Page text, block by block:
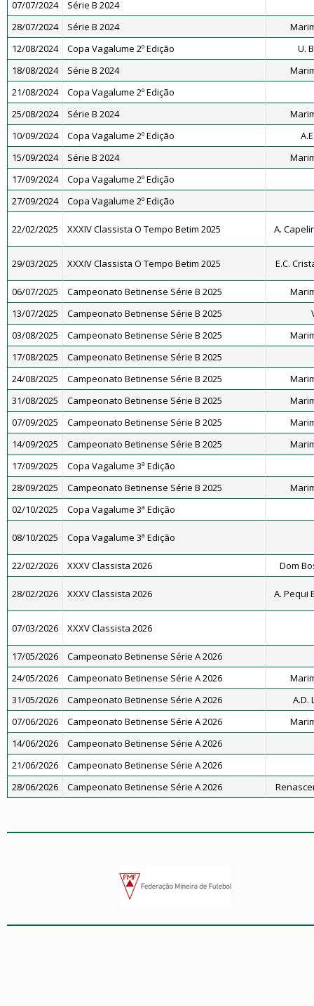
07/07/2024
Série B 2024
28/07/2024
Série B 2024
12/08/2024
Copa Vagalume 2º Edição
U.
18/08/2024
Série B 2024
21/08/2024
Copa Vagalume 2º Edição
25/08/2024
Série B 2024
10/09/2024
Copa Vagalume 2º Edição
15/09/2024
Série B 2024
17/09/2024
Copa Vagalume 2º Edição
27/09/2024
Copa Vagalume 2º Edição
22/02/2025 XXXIV Classista O Tempo Betim 2025 A.
29/03/2025 XXXIV Classista O Tempo Betim 2025 E.C.
06/07/2025 Campeonato Betinense Série B 2025
13/07/2025
Campeonato Betinense Série B 2025
03/08/2025
Campeonato Betinense Série B 2025
17/08/2025
Campeonato Betinense Série B 2025
24/08/2025
Campeonato Betinense Série B 2025
31/08/2025
Campeonato Betinense Série B 2025
07/09/2025
Campeonato Betinense Série B 2025
14/09/2025
Campeonato Betinense Série B 2025
17/09/2025
Copa Vagalume 3ª Edição
28/09/2025
Campeonato Betinense Série B 2025
02/10/2025
Copa Vagalume 3ª Edição
08/10/2025 Copa Vagalume 3ª Edição
22/02/2026 XXXV Classista 2026 Dom
28/02/2026 XXXV Classista 2026 A. Pequi
07/03/2026 XXXV Classista 2026
17/05/2026
Campeonato Betinense Série A 2026
24/05/2026
Campeonato Betinense Série A 2026
31/05/2026
Campeonato Betinense Série A 2026
A.D.
07/06/2026
Campeonato Betinense Série A 2026
14/06/2026
Campeonato Betinense Série A 2026
21/06/2026
Campeonato Betinense Série A 2026
28/06/2026
Campeonato Betinense Série A 2026